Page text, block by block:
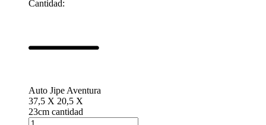
Cantidad:
Auto Jipe Aventura
37,5 X 20,5 X
23cm cantidad